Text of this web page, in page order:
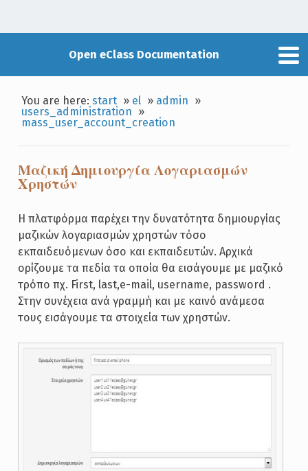
Open eClass Documentation
You are here:start » el » admin »
users_administration »
mass_user_account_creation
Μαζική Δημιουργία Λογαριασμών
Χρηστών
Η πλατφόρμα παρέχει την δυνατότητα δημιουργίας
μαζικών λογαριασμών χρηστών τόσο
εκπαιδευόμενων όσο και εκπαιδευτών. Αρχικά
ορίζουμε τα πεδία τα οποία θα εισάγουμε με μαζικό
τρόπο πχ. First, last,e-mail, username, password .
Στην συνέχεια ανά γραμμή και με καινό ανάμεσα
τους εισάγουμε τα στοιχεία των χρηστών.